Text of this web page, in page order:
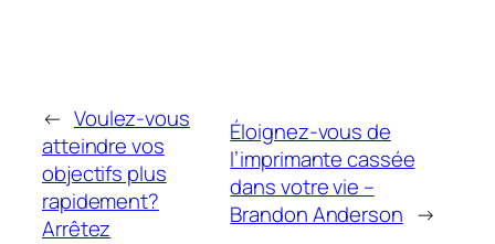
← Voulez-vous
atteindre vos
objectifs plus
rapidement?
Arrêtez
Éloignez-vous de
l’imprimante cassée
dans votre vie –
Brandon Anderson →